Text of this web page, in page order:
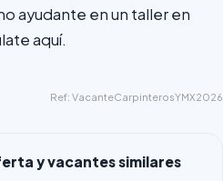
ayudante en un taller en
aquí.
Ref: VacanteCarpinterosYMX2026
y vacantes similares